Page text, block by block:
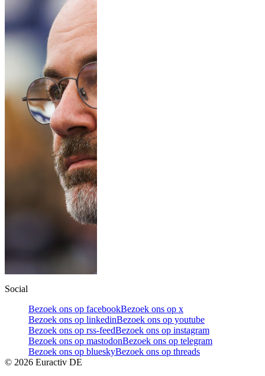
Social
Bezoek ons op facebookBezoek ons op x
Bezoek ons op linkedinBezoek ons op youtube
Bezoek ons op rss-feedBezoek ons op instagram
Bezoek ons op mastodonBezoek ons op telegram
Bezoek ons op blueskyBezoek ons op threads
© 2026 Euractiv DE